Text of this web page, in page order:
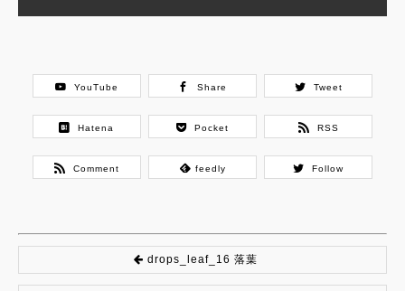
YouTube Share Tweet
Hatena Pocket RSS
Comment feedly Follow
drops_leaf_16 落葉